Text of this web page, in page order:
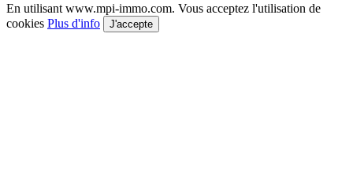
En utilisant www.mpi-immo.com. Vous acceptez l'utilisation de
cookies Plus d'info J'accepte